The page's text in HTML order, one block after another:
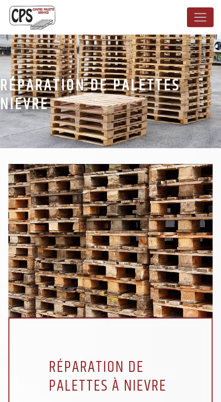
RÉPARATION DE PALETTES
NIEVRE
RÉPARATION DE
PALETTES À NIEVRE
Panneau de gestion des cookies